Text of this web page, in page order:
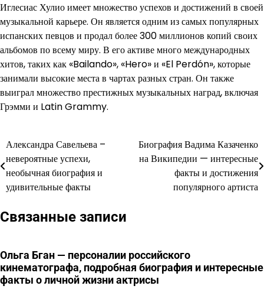
Иглесиас Хулио имеет множество успехов и достижений в своей
музыкальной карьере. Он является одним из самых популярных
испанских певцов и продал более 300 миллионов копий своих
альбомов по всему миру. В его активе много международных
хитов, таких как «Bailando», «Hero» и «El Perdón», которые
занимали высокие места в чартах разных стран. Он также
выиграл множество престижных музыкальных наград, включая
Грэмми и Latin Grammy.
Навигация
по
записям
Александра Савельева –
невероятные успехи,
необычная биография и
удивительные факты
Биография Вадима Казаченко
на Википедии — интересные
факты и достижения
популярного артиста
Связанные записи
Ольга Бган — персоналии российского
кинематографа, подробная биография и интересные
факты о личной жизни актрисы